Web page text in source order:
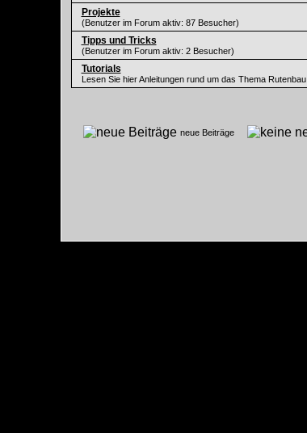
Projekte
(Benutzer im Forum aktiv: 87 Besucher)
Tipps und Tricks
(Benutzer im Forum aktiv: 2 Besucher)
Tutorials
Lesen Sie hier Anleitungen rund um das Thema Rutenbau.
neue Beiträge